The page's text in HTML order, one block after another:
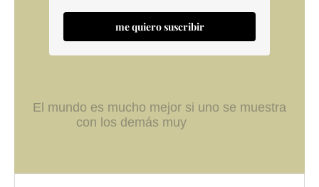
me quiero suscribir
El mundo es mucho mejor si uno se muestra
con los demás muy